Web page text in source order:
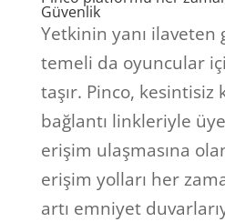
Güvenlik
Yetkinin yanı ilaveten
temeli da oyuncular
taşır. Pinco, kesintisiz
bağlantı linkleriyle
erişim ulaşmasına
erişim yolları her
artı emniyet